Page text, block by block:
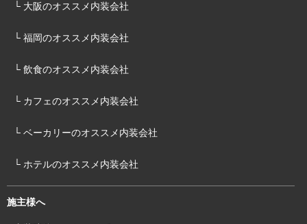
└ 大阪のオススメ内装会社
└ 福岡のオススメ内装会社
└ 飲食のオススメ内装会社
└ カフェのオススメ内装会社
└ ベーカリーのオススメ内装会社
└ ホテルのオススメ内装会社
施主様へ